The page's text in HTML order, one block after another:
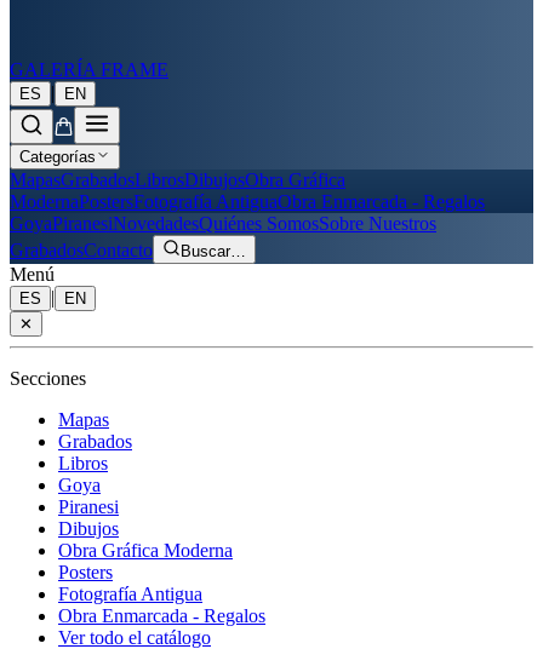
GALERÍA FRAME
ES | EN
Categorías
MapasGrabadosLibrosDibujosObra Gráfica
ModernaPostersFotografía AntiguaObra Enmarcada - Regalos
GoyaPiranesiNovedadesQuiénes SomosSobre Nuestros
GrabadosContacto Buscar…
Menú
ES |
EN
✕
Secciones
Mapas
Grabados
Libros
Goya
Piranesi
Dibujos
Obra Gráfica Moderna
Posters
Fotografía Antigua
Obra Enmarcada - Regalos
Ver todo el catálogo